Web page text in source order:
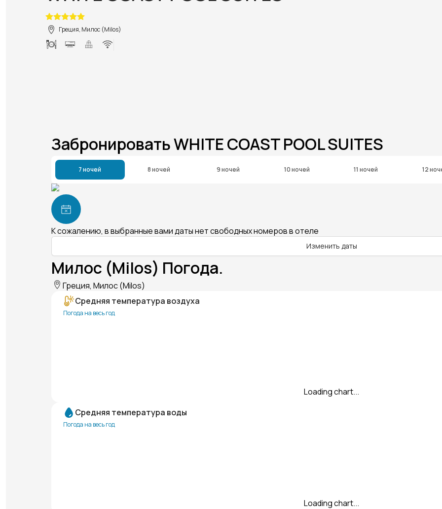
Греция, Милос (Milos)
Забронировать WHITE COAST POOL SUITES
7 ночей 8 ночей 9 ночей 10 ночей 11 ночей 12
К сожалению, в выбранные вами даты нет свободных номеров в отеле
Изменить даты
Милос (Milos) Погода.
Греция, Милос (Milos)
Средняя температура воздуха
Погода на весь год
Loading chart...
Средняя температура воды
Погода на весь год
Loading chart...